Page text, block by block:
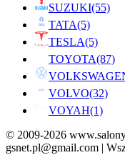
SUZUKI(55)
TATA(5)
TESLA(5)
TOYOTA(87)
VOLVO(32)
VOYAH(1)
© 2009-2026
gsnet.pl@gmail.com |